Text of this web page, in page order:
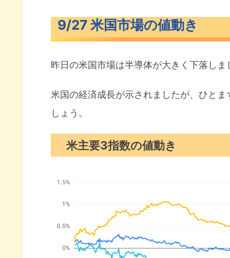
米主要3指数の値動き
セクター別パフォーマンス
S&P500チャート分析
米国市場のトピックス
予想を下回ったPCEデフレータ
利下げが下支えたミシガン大消
10月の注目イベントについて
まとめ
9/27 米国市場の値動き
昨日の米国市場は半導体が大きく下落しま
米国の経済成長が示されましたが、ひと
しょう。
米主要3指数の値動き